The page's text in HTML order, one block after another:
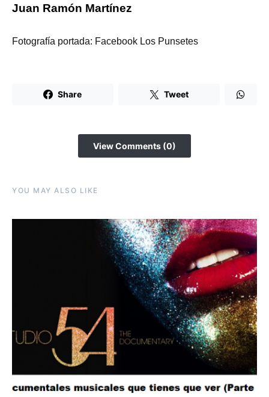
Juan Ramón Martínez
Fotografía portada: Facebook Los Punsetes
Share Tweet
View Comments (0)
YOU MAY ALSO LIKE